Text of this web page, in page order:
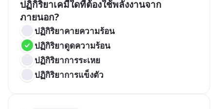
ปฏิกิริยาเคมีใดที่ต้องใช้พลังงานจาก
ภายนอก?
ปฏิกิริยาคายความร้อน
ปฏิกิริยาดูดความร้อน
ปฏิกิริยาการระเหย
ปฏิกิริยาการแข็งตัว